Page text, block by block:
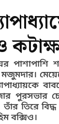
মজুমদার।
পুরসভার
তিরে
বক্সিও।